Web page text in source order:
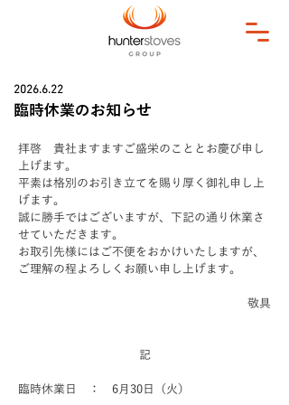
2026.6.22
臨時休業のお知らせ
拝啓　貴社ますますご盛栄のこととお慶び申し
上げます。
平素は格別のお引き立てを賜り厚く御礼申し上
げます。
誠に勝手ではございますが、下記の通り休業さ
せていただきます。
お取引先様にはご不便をおかけいたしますが、
ご理解の程よろしくお願い申し上げます。
敬具
記
臨時休業日　：　6月30日（火）